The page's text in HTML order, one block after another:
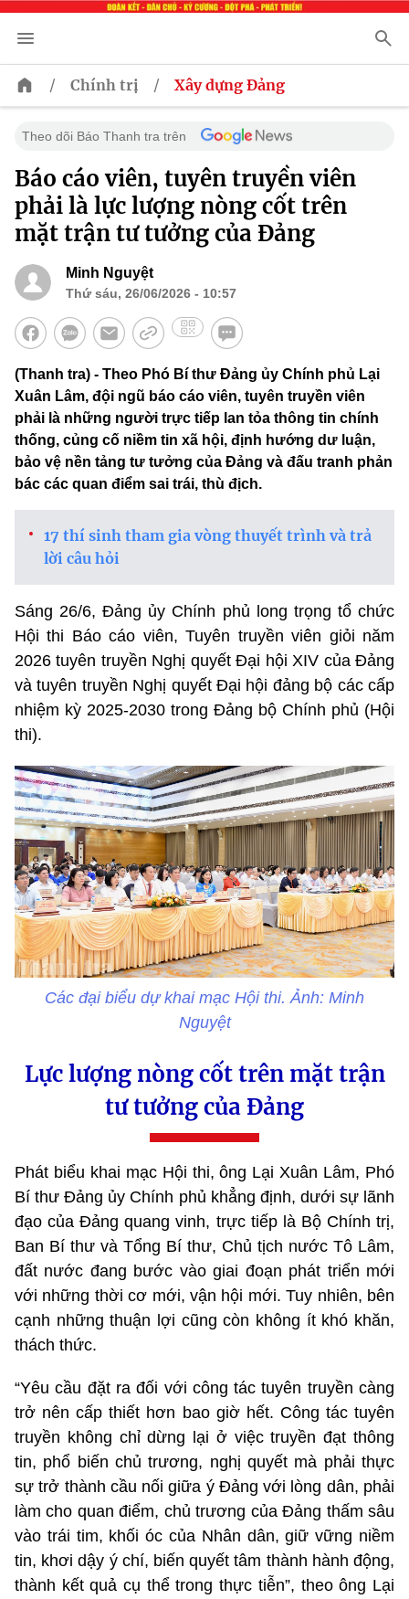
/ Chính trị / Xây dựng Đảng
Theo dõi Báo Thanh tra trên
Báo cáo viên, tuyên truyền viên
phải là lực lượng nòng cốt trên
mặt trận tư tưởng của Đảng
Minh Nguyệt
Thứ sáu, 26/06/2026 - 10:57
(Thanh tra) - Theo Phó Bí thư Đảng ủy Chính phủ Lại
Xuân Lâm, đội ngũ báo cáo viên, tuyên truyền viên
phải là những người trực tiếp lan tỏa thông tin chính
thống, củng cố niềm tin xã hội, định hướng dư luận,
bảo vệ nền tảng tư tưởng của Đảng và đấu tranh phản
bác các quan điểm sai trái, thù địch.
17 thí sinh tham gia vòng thuyết trình và trả
lời câu hỏi
Sáng 26/6, Đảng ủy Chính phủ long trọng tổ chức
Hội thi Báo cáo viên, Tuyên truyền viên giỏi năm
2026 tuyên truyền Nghị quyết Đại hội XIV của Đảng
và tuyên truyền Nghị quyết Đại hội đảng bộ các cấp
nhiệm kỳ 2025-2030 trong Đảng bộ Chính phủ (Hội
thi).
Các đại biểu dự khai mạc Hội thi. Ảnh: Minh
Nguyệt
Lực lượng nòng cốt trên mặt trận
tư tưởng của Đảng
Phát biểu khai mạc Hội thi, ông Lại Xuân Lâm, Phó
Bí thư Đảng ủy Chính phủ khẳng định, dưới sự lãnh
đạo của Đảng quang vinh, trực tiếp là Bộ Chính trị,
Ban Bí thư và Tổng Bí thư, Chủ tịch nước Tô Lâm,
đất nước đang bước vào giai đoạn phát triển mới
với những thời cơ mới, vận hội mới. Tuy nhiên, bên
cạnh những thuận lợi cũng còn không ít khó khăn,
thách thức.
“Yêu cầu đặt ra đối với công tác tuyên truyền càng
trở nên cấp thiết hơn bao giờ hết. Công tác tuyên
truyền không chỉ dừng lại ở việc truyền đạt thông
tin, phổ biến chủ trương, nghị quyết mà phải thực
sự trở thành cầu nối giữa ý Đảng với lòng dân, phải
làm cho quan điểm, chủ trương của Đảng thấm sâu
vào trái tim, khối óc của Nhân dân, giữ vững niềm
tin, khơi dậy ý chí, biến quyết tâm thành hành động,
thành kết quả cụ thể trong thực tiễn”, theo ông Lại